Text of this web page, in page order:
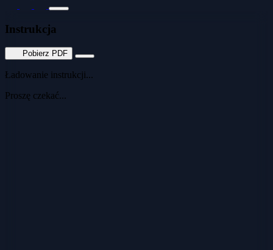
Instrukcja
Pobierz PDF
Ładowanie instrukcji...
Proszę czekać...